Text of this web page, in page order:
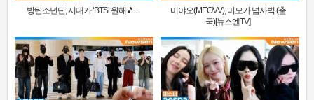
방탄소년단, 시대가 ‘BTS’ 원해🎵 ..
미야오(MEOVV), 미모가 넘사벽 (출
국)[뉴스엔TV]